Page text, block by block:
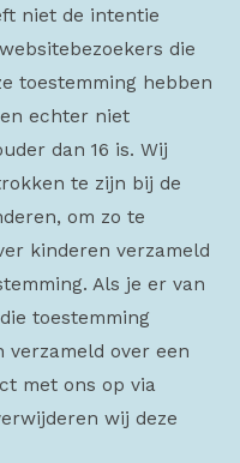
niet de intentie
die
toestemming hebben
echter niet
dan 16 is. Wij
te zijn bij de
om zo te
kinderen verzameld
Als je er van
toestemming
verzameld over een
met ons op via
wij deze